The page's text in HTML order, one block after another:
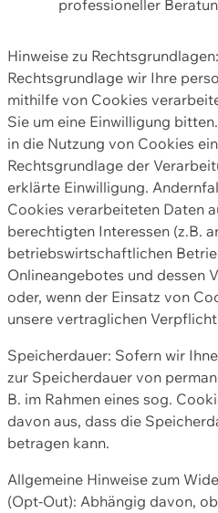
professioneller
Hinweise zu
Rechtsgrundlage wir Ihre
mithilfe von Cookies
Sie um eine Einwilligung
in die Nutzung von Cookies
Rechtsgrundlage der
erklärte Einwilligung.
Cookies verarbeiteten Daten
berechtigten Interessen (z.B.
betriebswirtschaftlichen
Onlineangebotes und dessen
oder, wenn der Einsatz von
unsere vertraglichen
Speicherdauer: Sofern wir
zur Speicherdauer von
B. im Rahmen eines sog.
davon aus, dass die
betragen kann.
Allgemeine Hinweise zum
(Opt-Out): Abhängig davon,